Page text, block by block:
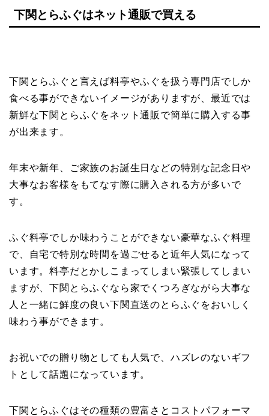
下関とらふぐはネット通販で買える
下関とらふぐと言えば料亭やふぐを扱う専門店でしか
食べる事ができないイメージがありますが、最近では
新鮮な下関とらふぐをネット通販で簡単に購入する事
が出来ます。
年末や新年、ご家族のお誕生日などの特別な記念日や
大事なお客様をもてなす際に購入される方が多いで
す。
ふぐ料亭でしか味わうことができない豪華なふぐ料理
で、自宅で特別な時間を過ごせると近年人気になって
います。料亭だとかしこまってしまい緊張してしまい
ますが、下関とらふぐなら家でくつろぎながら大事な
人と一緒に鮮度の良い下関直送のとらふぐをおいしく
味わう事ができます。
お祝いでの贈り物としても人気で、ハズレのないギフ
トとして話題になっています。
下関とらふぐはその種類の豊富さとコストパフォーマ